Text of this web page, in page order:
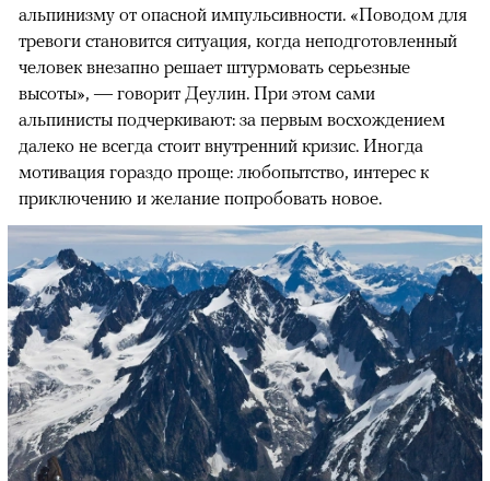
альпинизму от опасной импульсивности. «Поводом для
тревоги становится ситуация, когда неподготовленный
человек внезапно решает штурмовать серьезные
высоты», — говорит Деулин. При этом сами
альпинисты подчеркивают: за первым восхождением
далеко не всегда стоит внутренний кризис. Иногда
мотивация гораздо проще: любопытство, интерес к
приключению и желание попробовать новое.